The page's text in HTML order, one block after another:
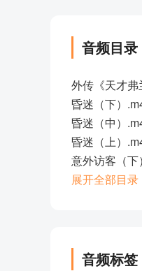
音频目录
外传《天才
昏迷（下）
昏迷（中）
昏迷（上）
意外访客（下
意外访客（中
部分目录展
展开全部目录
音频标签